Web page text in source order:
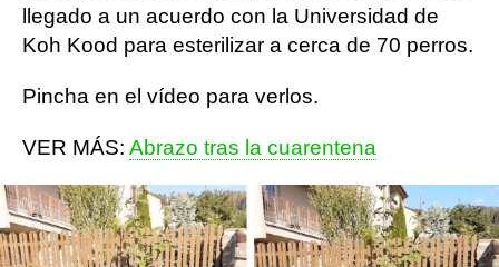
llegado a un acuerdo con la Universidad de
Koh Kood para esterilizar a cerca de 70 perros.
Pincha en el vídeo para verlos.
VER MÁS: Abrazo tras la cuarentena
Más sobre este tema: